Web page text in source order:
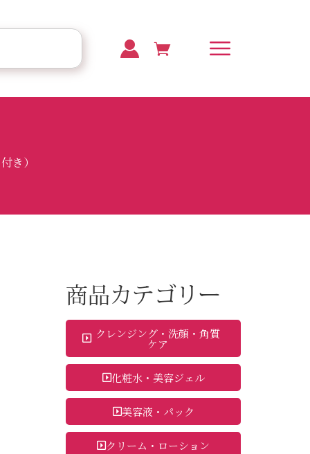
き）
商品カテゴリー
クレンジング・洗顔・角質
ケア
化粧水・美容ジェル
美容液・パック
クリーム・ローション